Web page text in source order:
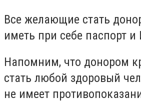
Все желающие стать
иметь при себе паспорт
Напомним, что донором
стать любой здоровый
не имеет